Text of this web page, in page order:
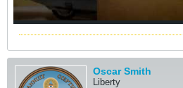
Oscar Smith
Liberty